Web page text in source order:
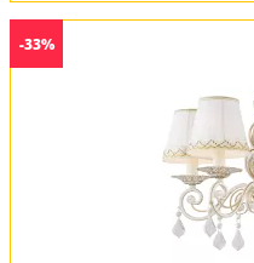
-33%